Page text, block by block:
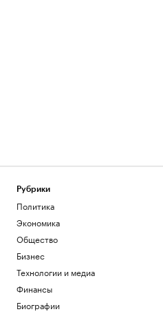
Рубрики
Политика
Экономика
Общество
Бизнес
Технологии и медиа
Финансы
Биографии